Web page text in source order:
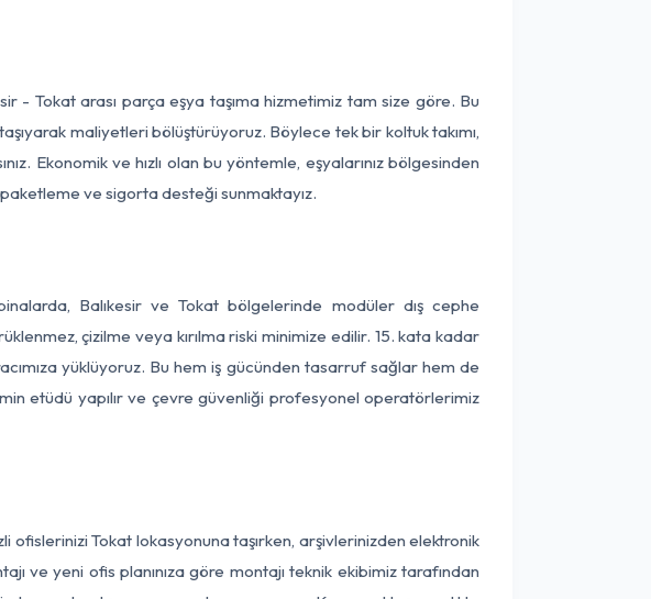
- Tokat arası parça eşya taşıma hizmetimiz tam size göre. Bu
maliyetleri bölüştürüyoruz. Böylece tek bir koltuk takımı,
Ekonomik ve hızlı olan bu yöntemle, eşyalarınız bölgesinden
paketleme ve sigorta desteği sunmaktayız.
Balıkesir ve Tokat bölgelerinde modüler dış cephe
çizilme veya kırılma riski minimize edilir. 15. kata kadar
yüklüyoruz. Bu hem iş gücünden tasarruf sağlar hem de
etüdü yapılır ve çevre güvenliği profesyonel operatörlerimiz
ofislerinizi Tokat lokasyonuna taşırken, arşivlerinizden elektronik
ve yeni ofis planınıza göre montajı teknik ekibimiz tarafından